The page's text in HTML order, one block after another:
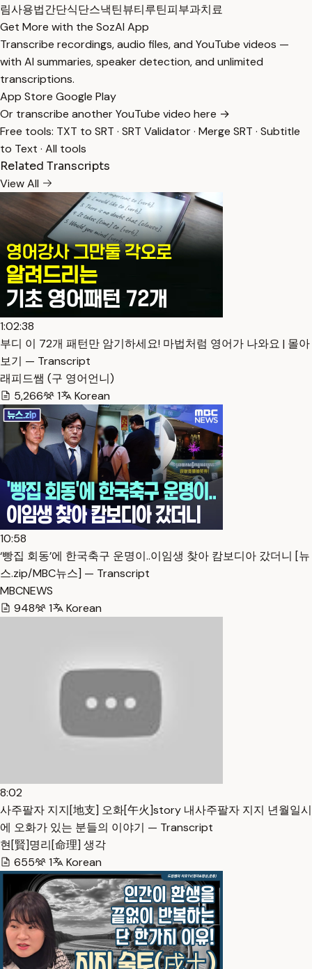
림사용법간단식단스낵틴뷰티루틴피부과치료
Get More with the SozAI App
Transcribe recordings, audio files, and YouTube videos —
with AI summaries, speaker detection, and unlimited
transcriptions.
App Store Google Play
Or transcribe another YouTube video here →
Free tools: TXT to SRT · SRT Validator· Merge SRT · Subtitle
to Text · All tools
Related Transcripts
View All
1:02:38
부디 이 72개 패턴만 암기하세요! 마법처럼 영어가 나와요 | 몰아
보기 — Transcript
래피드쌤 (구 영어언니)
5,266
1 Korean
10:58
‘빵집 회동’에 한국축구 운명이..이임생 찾아 캄보디아 갔더니 [뉴
스.zip/MBC뉴스] — Transcript
MBCNEWS
948
1 Korean
8:02
사주팔자 지지[地支] 오화[午火]story 내사주팔자 지지 년월일시
에 오화가 있는 분들의 이야기 — Transcript
현[賢]명리[命理] 생각
655
1 Korean